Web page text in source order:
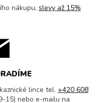
nákupu, slevy až 15%
lince tel. +420 608
15) nebo e-mailu na